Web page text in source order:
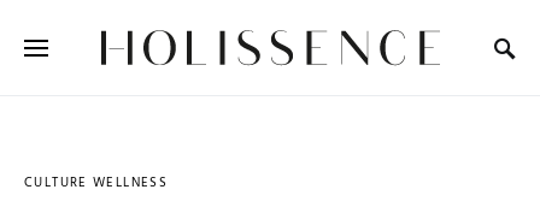
CULTURE WELLNESS